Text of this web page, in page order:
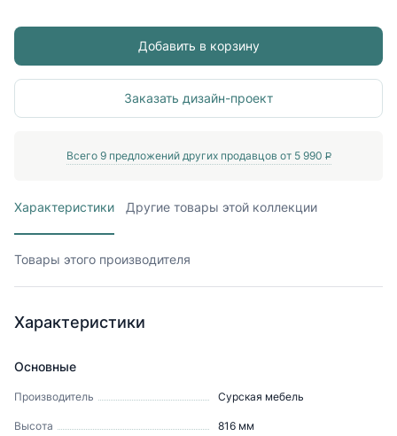
Добавить в корзину
Заказать дизайн-проект
Всего 9предложений других продавцов от 5 990 P
Характеристики Другие товары этой коллекции
Товары этого производителя
Характеристики
Основные
Производитель Сурская мебель
Высота 816 мм